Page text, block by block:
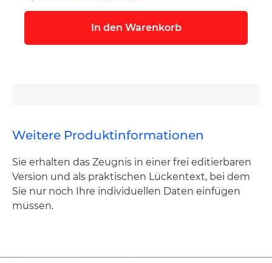
In den Warenkorb
Weitere Produktinformationen
Sie erhalten das Zeugnis in einer frei editierbaren
Version und als praktischen Lückentext, bei dem
Sie nur noch Ihre individuellen Daten einfügen
müssen.